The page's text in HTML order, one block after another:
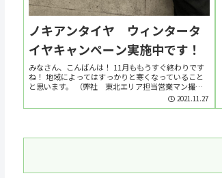
ノキアンタイヤ ウィンタータ
イヤキャンペーン実施中です！
みなさん、こんばんは！ 11月ももうすぐ終わりです
ね！ 地域によってはすっかりと寒くなっていること
と思います。 （弊社 東北エリア担当営業マン撮
影） 雪国フィンランドで生まれたノキアンタイヤと
しては、もっとも「熱い」季節が始まりました。 今...
2021.11.27